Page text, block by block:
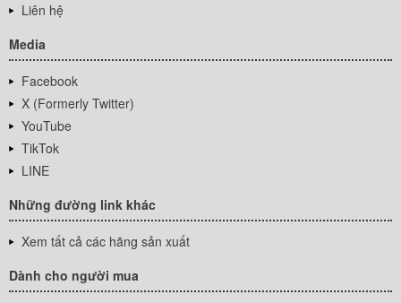
Liên hệ
Media
Facebook
X (Formerly Twitter)
YouTube
TikTok
LINE
Những đường link khác
Xem tất cả các hãng sản xuất
Dành cho người mua